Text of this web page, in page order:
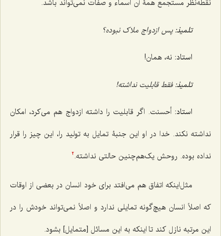
نقطه‌نظر مستجمع همۀ آن اسماء و صفات نمی‌تواند باشد.
تلمیذ:پس ازدواج ملاک نبوده؟
استاد: نه، همان!
تلمیذ:فقط قابلیت نداشته!
استاد: أحسنت. اگر قابلیت را داشته ازدواج هم می‌کرد، امکان
نداشته نکند. خدا در او این جنبۀ تمایل به تولید را، این چیز را قرار
نداده بوده. روحش یک‌هم‌چنین حالتی نداشته.2
مثل‌اینکه اتفاق هم می‌افتد برای خود انسان در بعضی از اوقات
که اصلاً انسان هیچ‌گونه تمایلی ندارد و اصلاً نمی‌تواند خودش را در
این مرتبه نازل کند تا اینکه به این مسائل [متمایل] بشود.